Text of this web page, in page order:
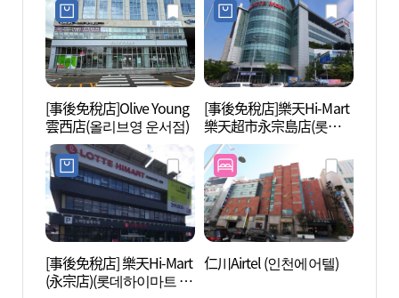
[事後免稅店]Olive Young
雲西店(올리브영 운서점)
[事後免稅店]樂天Hi-Mart
樂天超市永宗島店(롯데
하이마트 롯데마트 영종
도점)
[事後免稅店] 樂天Hi-Mart
(永宗店)(롯데하이마트 영
仁川Airtel (인천에어텔)